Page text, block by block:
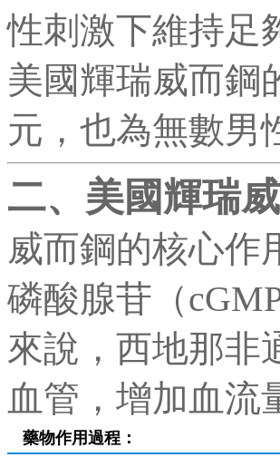
性刺激下維持足
美國輝瑞威而鋼
元，也為無數男
二、美國輝瑞
威而鋼的核心作
磷酸腺苷（
來說，西地那非
血管，增加血流
藥物作用過程：